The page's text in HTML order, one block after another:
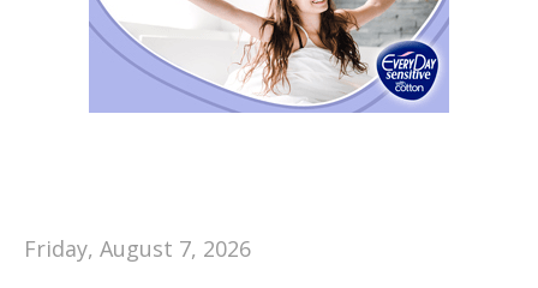
Friday, August 7, 2026